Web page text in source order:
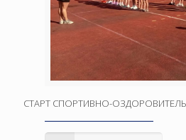
СТАРТ СПОРТИВНО-